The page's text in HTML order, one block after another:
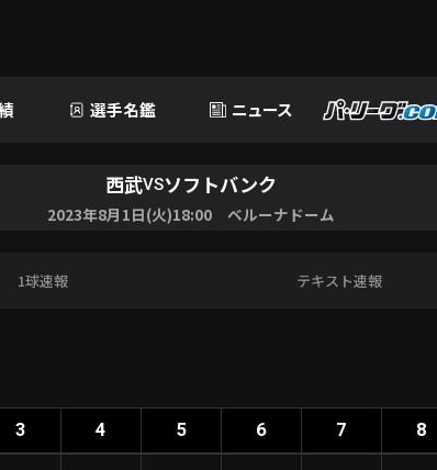
選手名鑑 ニュース
西武VSソフトバンク
2023年8月1日(火)18:00 ベルーナドーム
1球速報 テキスト速報
3 4 5 6 7 8